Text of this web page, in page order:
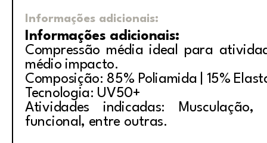
Informações adicionais:
Informações adicionais:
Compressão média ideal para
médio impacto.
Composição: 85% Poliamida | 15%
Tecnologia: UV50+
Atividades indicadas:
funcional, entre outras.